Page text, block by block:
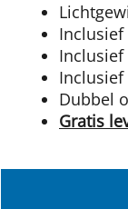
Inclusief
Inclusief
Dubbel
Gratis